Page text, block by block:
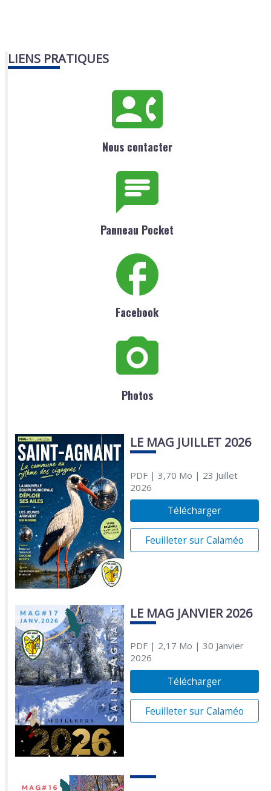
LIENS PRATIQUES
Nous contacter
Panneau Pocket
Facebook
Photos
LE MAG JUILLET 2026
PDF| 3,70 Mo | 23 Juillet
2026
Télécharger
Feuilleter sur Calaméo
LE MAG JANVIER 2026
PDF| 2,17 Mo | 30 Janvier
2026
Télécharger
Feuilleter sur Calaméo